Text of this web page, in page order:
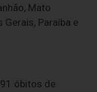
Mato
Paraíba e
óbitos de